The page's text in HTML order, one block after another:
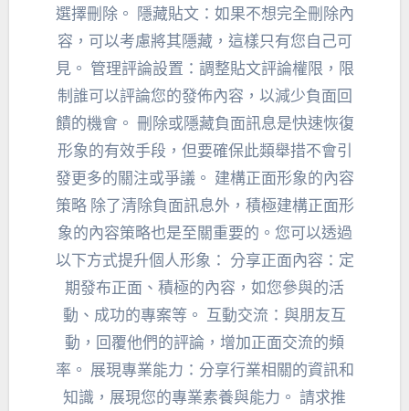
選擇刪除。 隱藏貼文：如果不想完全刪除內
容，可以考慮將其隱藏，這樣只有您自己可
見。 管理評論設置：調整貼文評論權限，限
制誰可以評論您的發佈內容，以減少負面回
饋的機會。 刪除或隱藏負面訊息是快速恢復
形象的有效手段，但要確保此類舉措不會引
發更多的關注或爭議。 建構正面形象的內容
策略 除了清除負面訊息外，積極建構正面形
象的內容策略也是至關重要的。您可以透過
以下方式提升個人形象： 分享正面內容：定
期發布正面、積極的內容，如您參與的活
動、成功的專案等。 互動交流：與朋友互
動，回覆他們的評論，增加正面交流的頻
率。 展現專業能力：分享行業相關的資訊和
知識，展現您的專業素養與能力。 請求推